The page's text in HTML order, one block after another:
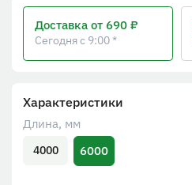
Характеристики
Длина, мм
4000 6000
Доставка от 690 ₽
Сегодня с 9:00 *